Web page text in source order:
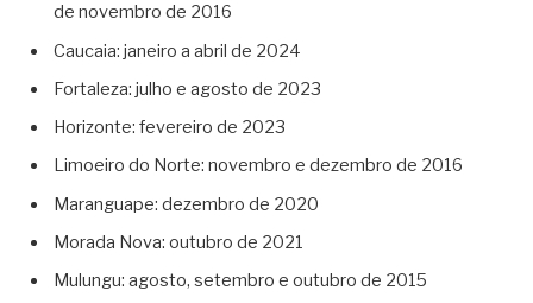
de novembro de 2016
Caucaia: janeiro a abril de 2024
Fortaleza: julho e agosto de 2023
Horizonte: fevereiro de 2023
Limoeiro do Norte: novembro e dezembro de 2016
Maranguape: dezembro de 2020
Morada Nova: outubro de 2021
Mulungu: agosto, setembro e outubro de 2015